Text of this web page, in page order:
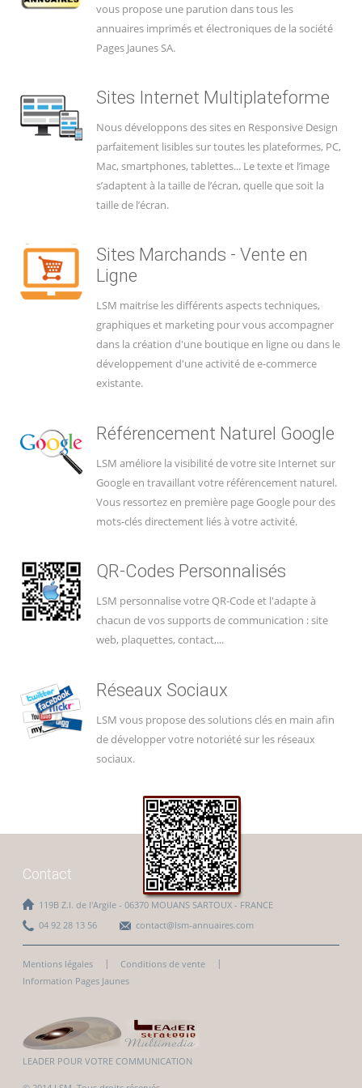
Sites Internet Multi-plateforme
Conception, Webdesign, Développement
Ecommerce : Boutique en Ligne
Hébergement, Mise à jour, emails
vous propose une parution dans tous les
annuaires imprimés et électroniques de la société
Pages Jaunes SA.
Sites Internet Multiplateforme
Nous développons des sites en Responsive Design
parfaitement lisibles sur toutes les plateformes, PC,
Mac, smartphones, tablettes... Le texte et l’image
s’adaptent à la taille de l’écran, quelle que soit la
taille de l’écran.
Sites Marchands - Vente en
Ligne
LSM maitrise les différents aspects techniques,
graphiques et marketing pour vous accompagner
dans la création d'une boutique en ligne ou dans le
développement d'une activité de e-commerce
existante.
Référencement Naturel Google
LSM améliore la visibilité de votre site Internet sur
Google en travaillant votre référencement naturel.
Vous ressortez en première page Google pour des
mots-clés directement liés à votre activité.
QR-Codes Personnalisés
LSM personnalise votre QR-Code et l'adapte à
chacun de vos supports de communication : site
web, plaquettes, contact,...
Réseaux Sociaux
LSM vous propose des solutions clés en main afin
de développer votre notoriété sur les réseaux
sociaux.
Contact
Bonjour
119B Z.I. de l'Argile - 06370 MOUANS SARTOUX - FRANCE
04 92 28 13 56
contact@lsm-annuaires.com
Mentions légales
Conditions de vente
Information Pages Jaunes
LEADER POUR VOTRE COMMUNICATION